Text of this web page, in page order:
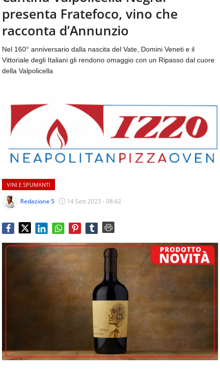
aggiornamenti
quotidiani
temi
come
ospitalità,
ristorazione,
catering
e
articoli
sul
mondo
dei
consumi
fuoricasa,
Food
Service
e
CONTATTI
presenta Fratefoco, vino che
racconta d’Annunzio
Nel 160° anniversario dalla nascita del Vate, Domini Veneti e il
Vittoriale degli Italiani gli rendono omaggio con un Ripasso dal cuore
della Valpolicella
VINI E SPUMANTI
Redazione 5 14 Sett 2023 - 08:42